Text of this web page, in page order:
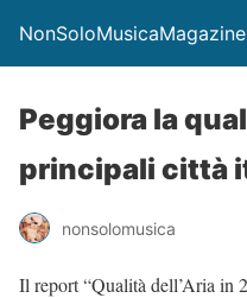
NonSoloMusicaMagazine
Peggiora la
principali città
nonsolomusica
Il report “Qualità dell’Aria in